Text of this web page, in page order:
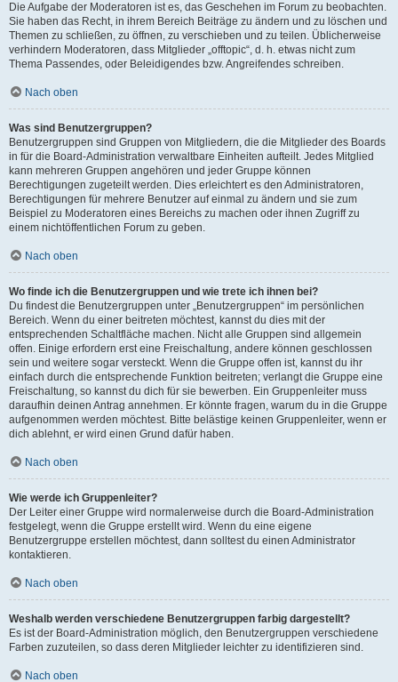
Die Aufgabe der Moderatoren ist es, das Geschehen im Forum zu beobachten.
Sie haben das Recht, in ihrem Bereich Beiträge zu ändern und zu löschen und
Themen zu schließen, zu öffnen, zu verschieben und zu teilen. Üblicherweise
verhindern Moderatoren, dass Mitglieder „offtopic“, d. h. etwas nicht zum
Thema Passendes, oder Beleidigendes bzw. Angreifendes schreiben.
Nach oben
Was sind Benutzergruppen?
Benutzergruppen sind Gruppen von Mitgliedern, die die Mitglieder des Boards
in für die Board-Administration verwaltbare Einheiten aufteilt. Jedes Mitglied
kann mehreren Gruppen angehören und jeder Gruppe können
Berechtigungen zugeteilt werden. Dies erleichtert es den Administratoren,
Berechtigungen für mehrere Benutzer auf einmal zu ändern und sie zum
Beispiel zu Moderatoren eines Bereichs zu machen oder ihnen Zugriff zu
einem nichtöffentlichen Forum zu geben.
Nach oben
Wo finde ich die Benutzergruppen und wie trete ich ihnen bei?
Du findest die Benutzergruppen unter „Benutzergruppen“ im persönlichen
Bereich. Wenn du einer beitreten möchtest, kannst du dies mit der
entsprechenden Schaltfläche machen. Nicht alle Gruppen sind allgemein
offen. Einige erfordern erst eine Freischaltung, andere können geschlossen
sein und weitere sogar versteckt. Wenn die Gruppe offen ist, kannst du ihr
einfach durch die entsprechende Funktion beitreten; verlangt die Gruppe eine
Freischaltung, so kannst du dich für sie bewerben. Ein Gruppenleiter muss
daraufhin deinen Antrag annehmen. Er könnte fragen, warum du in die Gruppe
aufgenommen werden möchtest. Bitte belästige keinen Gruppenleiter, wenn er
dich ablehnt, er wird einen Grund dafür haben.
Nach oben
Wie werde ich Gruppenleiter?
Der Leiter einer Gruppe wird normalerweise durch die Board-Administration
festgelegt, wenn die Gruppe erstellt wird. Wenn du eine eigene
Benutzergruppe erstellen möchtest, dann solltest du einen Administrator
kontaktieren.
Nach oben
Weshalb werden verschiedene Benutzergruppen farbig dargestellt?
Es ist der Board-Administration möglich, den Benutzergruppen verschiedene
Farben zuzuteilen, so dass deren Mitglieder leichter zu identifizieren sind.
Nach oben